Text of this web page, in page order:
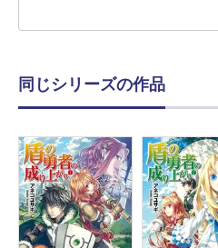
同じシリーズの作品